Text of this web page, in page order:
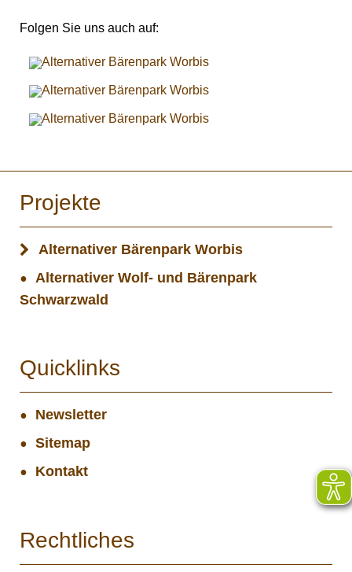
Folgen Sie uns auch auf:
Projekte
Alternativer Bärenpark Worbis
Alternativer Wolf- und Bärenpark
Schwarzwald
Quicklinks
Newsletter
Sitemap
Kontakt
Rechtliches